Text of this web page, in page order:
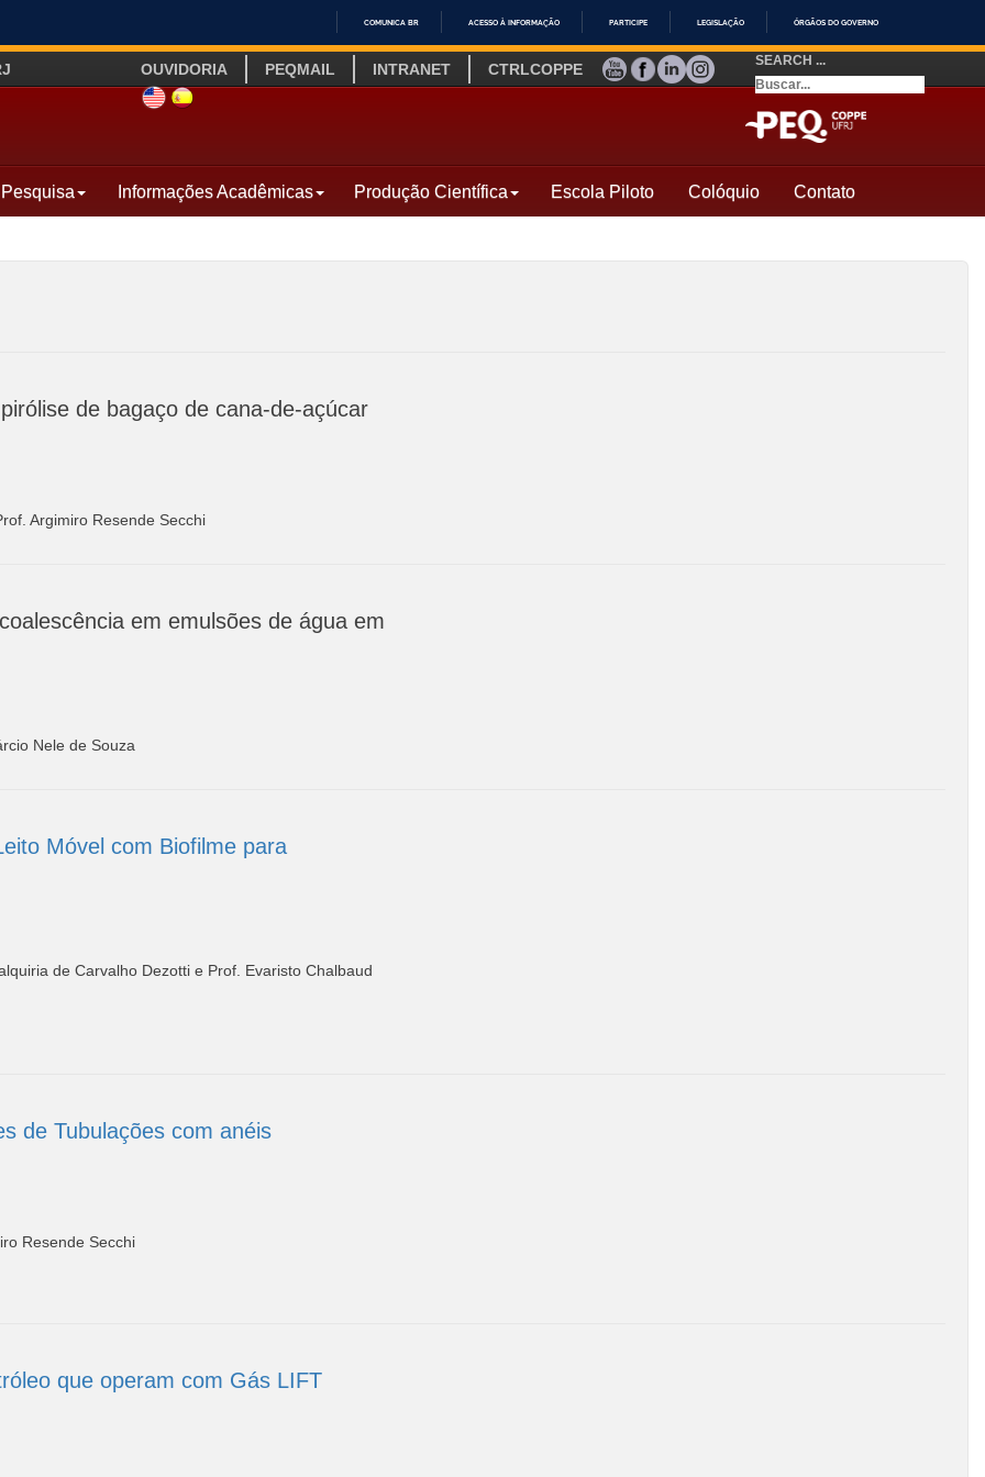
IR
O
COMUNICA BR ACESSO À INFORMAÇÃO PARTICIPE LEGISLAÇÃO ÓRGÃOS DO GOVERNO
OUVIDORIA PEQMAIL INTRANET CTRLCOPPE YOUTUBE
FACEBOOK
LINKEDIN
INSTAGRAM
SITE INGLÊS
LINK SITE ESPANHOL
SEARCH ...
Pesquisa Informações Acadêmicas Produção Científica Escola Piloto Colóquio Contato
de bagaço de cana-de-açúcar
Argimiro Resende Secchi
em emulsões de água em
Nele de Souza
Móvel com Biofilme para
de Carvalho Dezotti e Prof. Evaristo Chalbaud
de Tubulações com anéis
Resende Secchi
que operam com Gás LIFT